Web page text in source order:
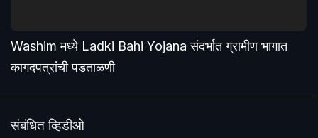
Washim मध्ये Ladki Bahi Yojana संदर्भात ग्रामीण भागात
कागदपत्रांची पडताळणी
संबंधित व्हिडीओ